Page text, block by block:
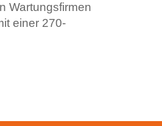
Wartungsfirmen
einer 270-